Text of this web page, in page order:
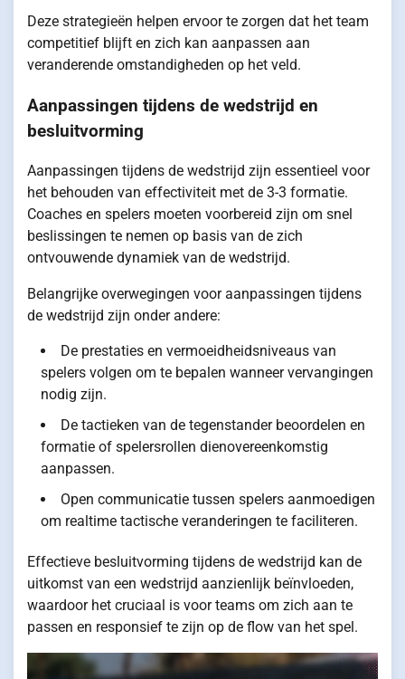
Deze strategieën helpen ervoor te zorgen dat het team
competitief blijft en zich kan aanpassen aan
veranderende omstandigheden op het veld.
Aanpassingen tijdens de wedstrijd en
besluitvorming
Aanpassingen tijdens de wedstrijd zijn essentieel voor
het behouden van effectiviteit met de 3-3 formatie.
Coaches en spelers moeten voorbereid zijn om snel
beslissingen te nemen op basis van de zich
ontvouwende dynamiek van de wedstrijd.
Belangrijke overwegingen voor aanpassingen tijdens
de wedstrijd zijn onder andere:
De prestaties en vermoeidheidsniveaus van
spelers volgen om te bepalen wanneer vervangingen
nodig zijn.
De tactieken van de tegenstander beoordelen en
formatie of spelersrollen dienovereenkomstig
aanpassen.
Open communicatie tussen spelers aanmoedigen
om realtime tactische veranderingen te faciliteren.
Effectieve besluitvorming tijdens de wedstrijd kan de
uitkomst van een wedstrijd aanzienlijk beïnvloeden,
waardoor het cruciaal is voor teams om zich aan te
passen en responsief te zijn op de flow van het spel.